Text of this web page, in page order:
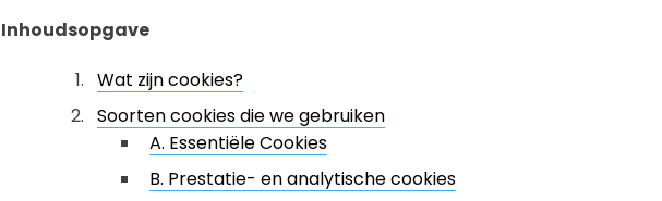
Inhoudsopgave
Wat zijn cookies?
Soorten cookies die we gebruiken
A. Essentiële Cookies
B. Prestatie- en analytische cookies